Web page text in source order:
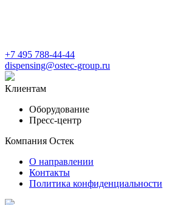
+7 495 788-44-44
dispensing@ostec-group.ru
Клиентам
Оборудование
Пресс-центр
Компания Остек
О направлении
Контакты
Политика конфиденциальности